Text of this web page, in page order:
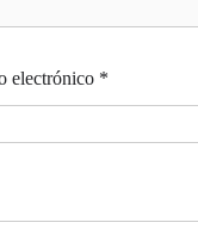
electrónico *